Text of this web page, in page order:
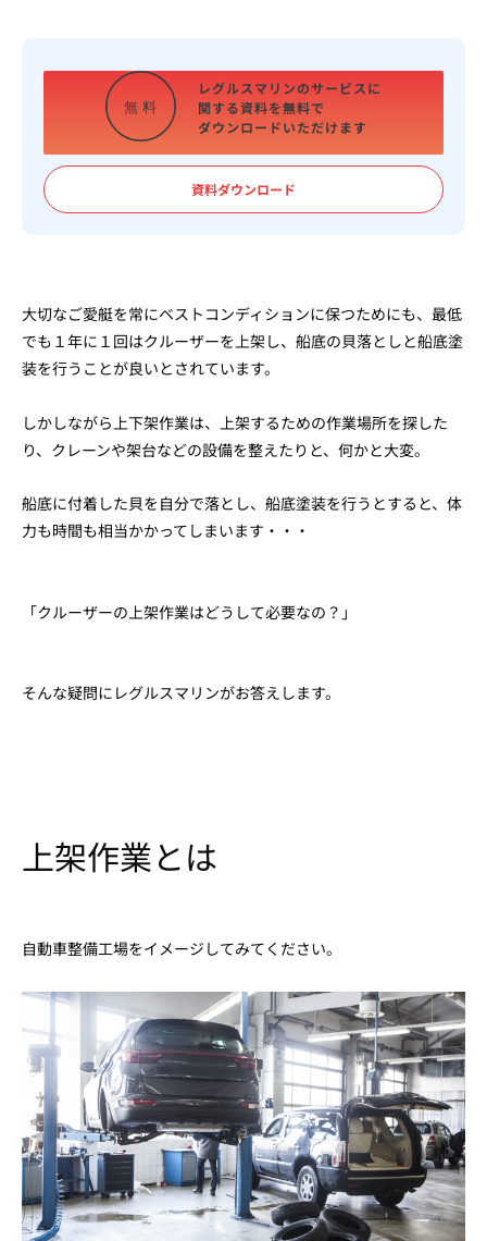
無 料
レグルスマリンのサービスに
関する資料を無料で
ダウンロードいただけます
資料ダウンロード
大切なご愛艇を常にベストコンディションに保つためにも、最低
でも１年に１回はクルーザーを上架し、船底の貝落としと船底塗
装を行うことが良いとされています。
しかしながら上下架作業は、上架するための作業場所を探した
り、クレーンや架台などの設備を整えたりと、何かと大変。
船底に付着した貝を自分で落とし、船底塗装を行うとすると、体
力も時間も相当かかってしまいます・・・
「クルーザーの上架作業はどうして必要なの？」
そんな疑問にレグルスマリンがお答えします。
上架作業とは
自動車整備工場をイメージしてみてください。